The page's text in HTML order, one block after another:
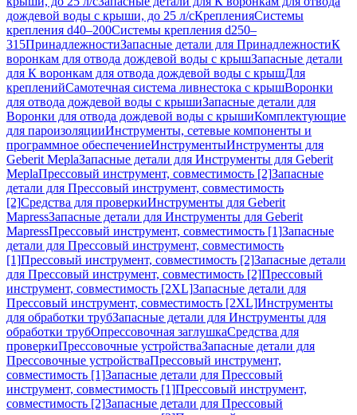
дождевой воды с крыши, до 25 л/сКрепленияСистемы
крепления d40–200Системы крепления d250–
315ПринадлежностиЗапасные детали для ПринадлежностиК
воронкам для отвода дождевой воды с крышЗапасные детали
для К воронкам для отвода дождевой воды с крышДля
крепленийСамотечная система ливнестока с крышВоронки
для отвода дождевой воды с крышиЗапасные детали для
Воронки для отвода дождевой воды с крышиКомплектующие
для пароизоляцииИнструменты, сетевые компоненты и
программное обеспечениеИнструментыИнструменты для
Geberit MeplaЗапасные детали для Инструменты для Geberit
MeplaПрессовый инструмент, совместимость [2]Запасные
детали для Прессовый инструмент, совместимость
[2]Средства для проверкиИнструменты для Geberit
MapressЗапасные детали для Инструменты для Geberit
MapressПрессовый инструмент, совместимость [1]Запасные
детали для Прессовый инструмент, совместимость
[1]Прессовый инструмент, совместимость [2]Запасные детали
для Прессовый инструмент, совместимость [2]Прессовый
инструмент, совместимость [2XL]Запасные детали для
Прессовый инструмент, совместимость [2XL]Инструменты
для обработки трубЗапасные детали для Инструменты для
обработки трубОпрессовочная заглушкаСредства для
проверкиПрессовочные устройстваЗапасные детали для
Прессовочные устройстваПрессовый инструмент,
совместимость [1]Запасные детали для Прессовый
инструмент, совместимость [1]Прессовый инструмент,
совместимость [2]Запасные детали для Прессовый